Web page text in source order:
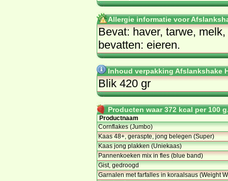
Allergie informatie voor
Bevat: haver, tarwe,
bevatten: eieren.
Inhoud verpakking Afslankshake
Blik 420 gr
Producten waar 372 kcal per 100
Productnaam
Cornflakes (Jumbo)
Kaas 48+, geraspte, jong belegen (Super)
Kaas jong plakken (Uniekaas)
Pannenkoeken mix in fles (blue band)
Gist, gedroogd
Garnalen met farfalles in koraalsaus (Weight W